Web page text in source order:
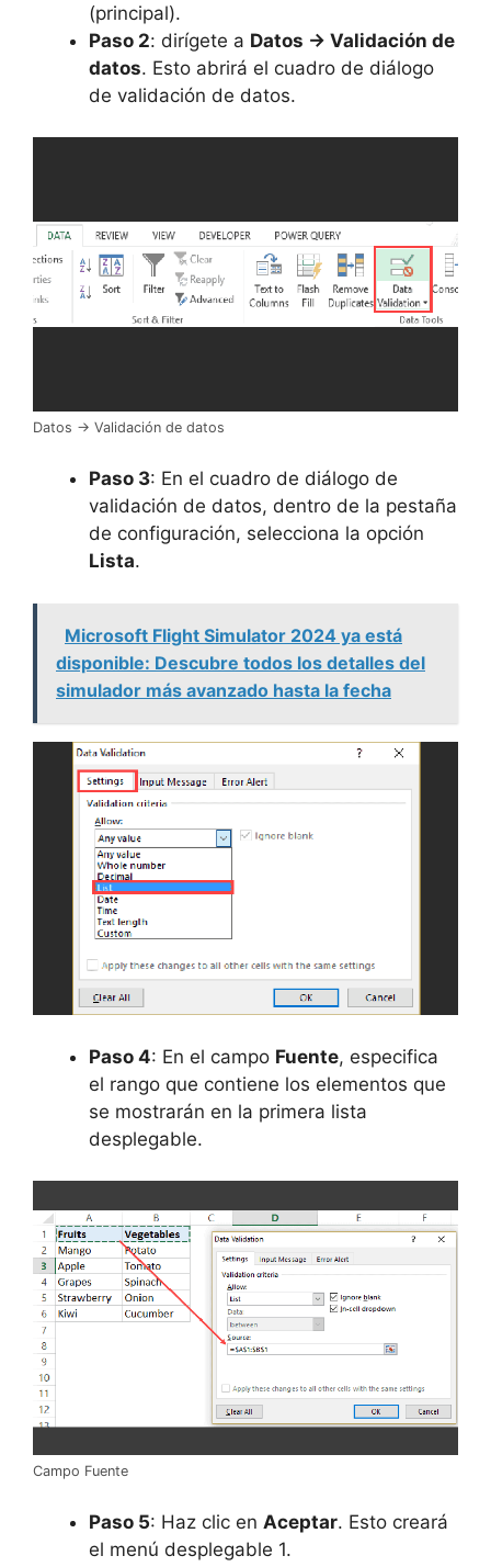
(principal).
Paso 2: dirígete a Datos -> Validación de
datos. Esto abrirá el cuadro de diálogo
de validación de datos.
Datos -> Validación de datos
Paso 3: En el cuadro de diálogo de
validación de datos, dentro de la pestaña
de configuración, selecciona la opción
Lista.
Microsoft Flight Simulator 2024 ya está
disponible: Descubre todos los detalles del
simulador más avanzado hasta la fecha
Paso 4: En el campo Fuente, especifica
el rango que contiene los elementos que
se mostrarán en la primera lista
desplegable.
Campo Fuente
Paso 5: Haz clic en Aceptar. Esto creará
el menú desplegable 1.